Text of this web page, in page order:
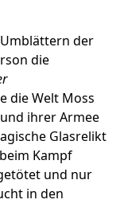
der
die
die Welt Moss
ihrer Armee
Glasrelikt
Kampf
und nur
in den